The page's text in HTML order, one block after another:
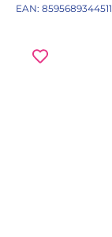
EAN: 8595689344511